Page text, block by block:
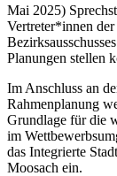
Mai 2025)
Vertreter*innen
Planungen stellen
Im Anschluss an
Rahmenplanung
Grundlage für die
im
das Integrierte
Moosach ein.